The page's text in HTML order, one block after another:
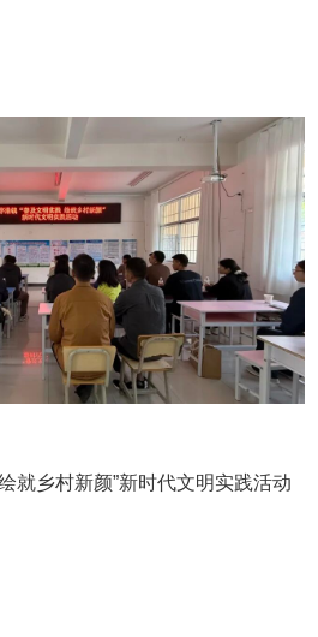
就乡村新颜”新时代文明实践活动